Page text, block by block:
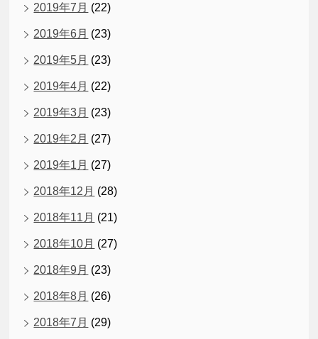
2019年7月 (22)
2019年6月 (23)
2019年5月 (23)
2019年4月 (22)
2019年3月 (23)
2019年2月 (27)
2019年1月 (27)
2018年12月 (28)
2018年11月 (21)
2018年10月 (27)
2018年9月 (23)
2018年8月 (26)
2018年7月 (29)